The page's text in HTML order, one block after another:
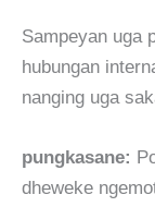
Sampeyan uga
hubungan
nanging uga
pungkasane:
dheweke